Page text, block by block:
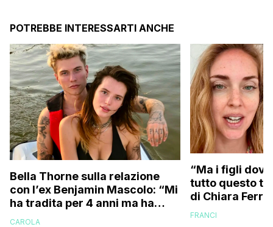
POTREBBE INTERESSARTI ANCHE
Bella Thorne sulla relazione
con l’ex Benjamin Mascolo: “Mi
ha tradita per 4 anni ma ha
sostenuto che non contava
CAROLA
“Ma i figli
tutto questo
di Chiara
risponde
FRANCI